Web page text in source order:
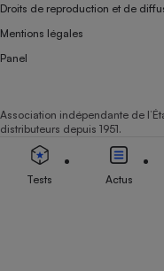
Droits de reproduction et de
Mentions légales
Panel
Association indépendante de
distributeurs depuis 1951.
Tests Actus